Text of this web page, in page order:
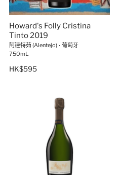
Howard's Folly Cristina
Tinto 2019
阿連特茹 (Alentejo) ∙ 葡萄牙
750mL
HK$595